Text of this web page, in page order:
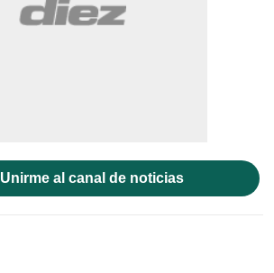
Unirme al canal de noticias